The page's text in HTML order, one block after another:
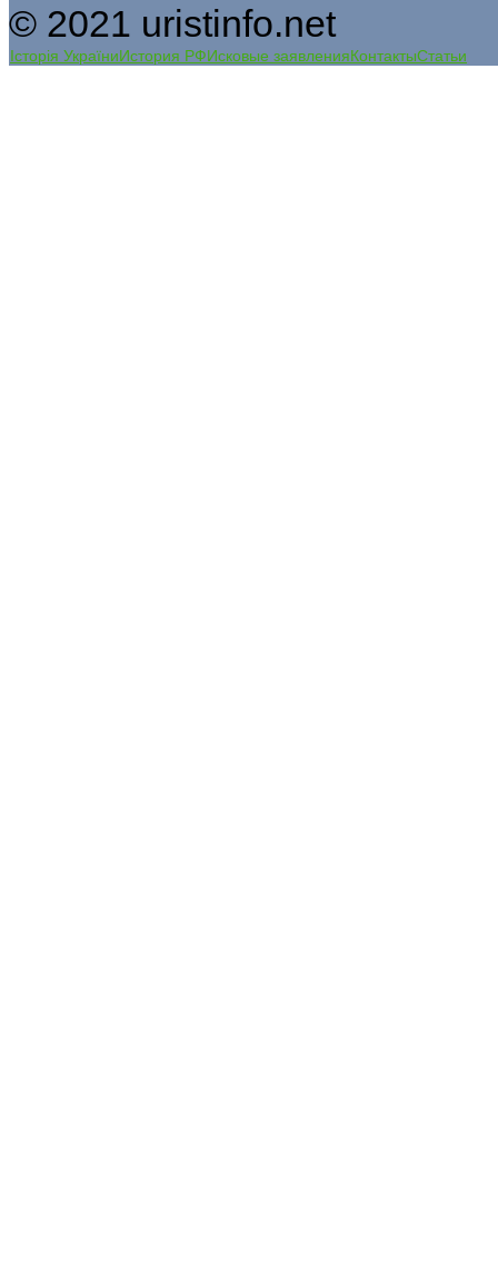
© 2021 uristinfo.net
Історія УкраїниИстория РФИсковые заявленияКонтактыСтатьи